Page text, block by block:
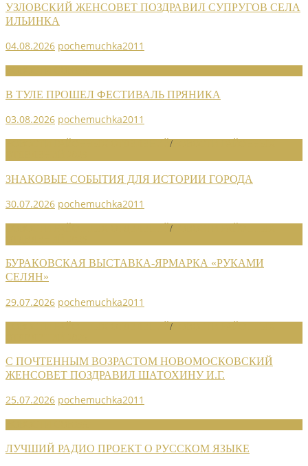
УЗЛОВСКИЙ ЖЕНСОВЕТ ПОЗДРАВИЛ СУПРУГОВ СЕЛА
ИЛЬИНКА
04.08.2026 pochemuchka2011
В ТУЛЕ ПРОШЕЛ ФЕСТИВАЛЬ ПРЯНИКА
03.08.2026 pochemuchka2011
/
ЗНАКОВЫЕ СОБЫТИЯ ДЛЯ ИСТОРИИ ГОРОДА
30.07.2026 pochemuchka2011
/
БУРАКОВСКАЯ ВЫСТАВКА-ЯРМАРКА «РУКАМИ
СЕЛЯН»
29.07.2026 pochemuchka2011
/
С ПОЧТЕННЫМ ВОЗРАСТОМ НОВОМОСКОВСКИЙ
ЖЕНСОВЕТ ПОЗДРАВИЛ ШАТОХИНУ И.Г.
25.07.2026 pochemuchka2011
ЛУЧШИЙ РАДИО ПРОЕКТ О РУССКОМ ЯЗЫКЕ